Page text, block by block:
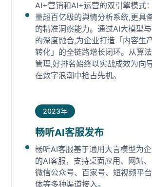
AI+营销和AI+运营的双引擎模式
量超百亿级的舆情分析系统,更具
的精准洞察能力。通过AI大模型
的深度融合,为企业打造「内容生
转化」的全链路增长闭环‌。从算
管理,好排名始终以实战成效为向
在数字浪潮中抢占先机‌。
2023年
畅听AI客服发布
畅听AI客服基于通用大言模型为
的AI客服，支持桌面应用、网站、
微信公众号、百家号、短视频平
体等多种渠道接入。